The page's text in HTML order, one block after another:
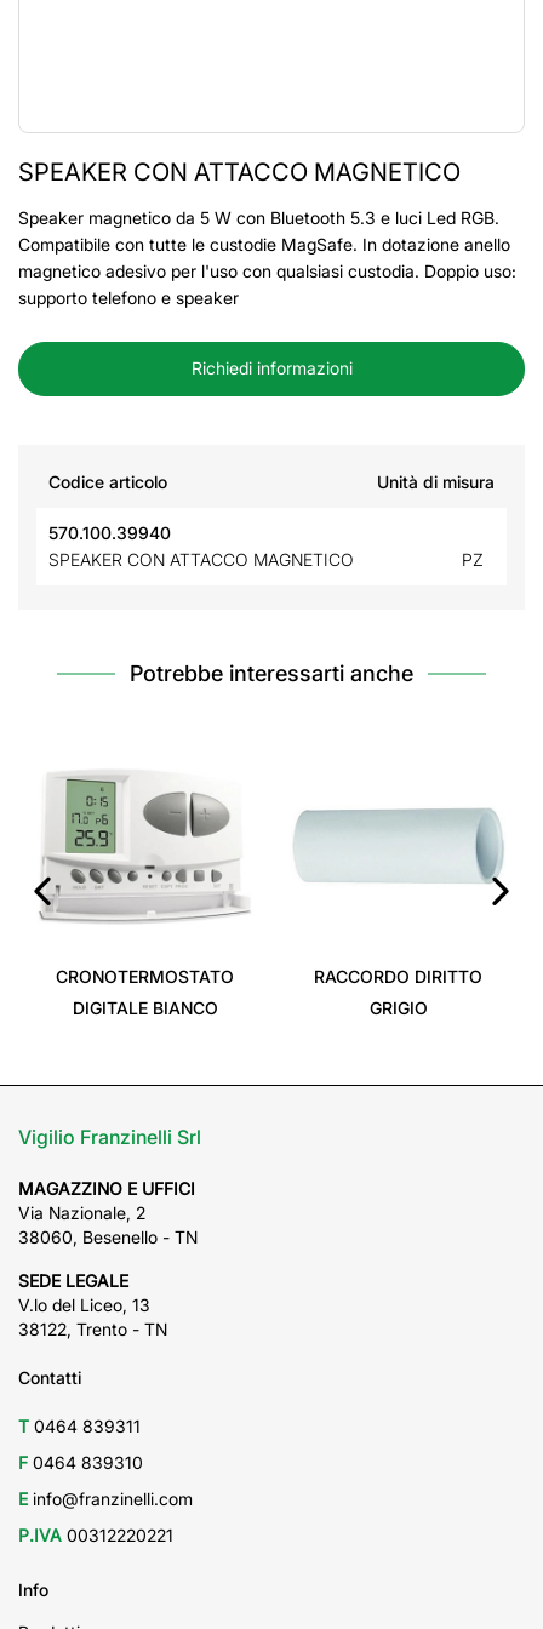
SPEAKER CON ATTACCO MAGNETICO
Speaker magnetico da 5 W con Bluetooth 5.3 e luci Led RGB.
Compatibile con tutte le custodie MagSafe. In dotazione anello
magnetico adesivo per l'uso con qualsiasi custodia. Doppio uso:
supporto telefono e speaker
Richiedi informazioni
Codice articolo Unità di misura
570.100.39940
SPEAKER CON ATTACCO MAGNETICO
PZ
Potrebbe interessarti anche
CRONOTERMOSTATO
DIGITALE BIANCO
RACCORDO DIRITTO
GRIGIO
Vigilio Franzinelli Srl
MAGAZZINO E UFFICI
Via Nazionale, 2
38060, Besenello - TN
SEDE LEGALE
V.lo del Liceo, 13
38122, Trento - TN
Contatti
T 0464 839311
F 0464 839310
E info@franzinelli.com
P.IVA 00312220221
Info